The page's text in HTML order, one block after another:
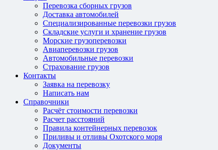
Перевозка сборных грузов
Доставка автомобилей
Специализированные перевозки грузов
Складские услуги и хранение грузов
Морские грузоперевозки
Авиаперевозки грузов
Автомобильные перевозки
Страхование грузов
Контакты
Заявка на перевозку
Написать нам
Справочники
Расчёт стоимости перевозки
Расчет расстояний
Правила контейнерных перевозок
Приливы и отливы Охотского моря
Документы